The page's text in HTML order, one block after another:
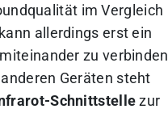
im Vergleich
allerdings erst ein
zu verbinden
Geräten steht
Schnittstelle zur